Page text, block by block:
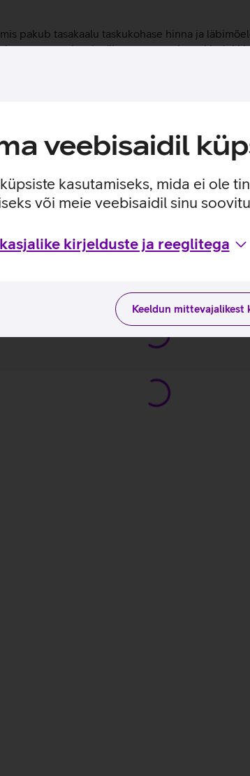
veebisaidil
kasutamiseks, mida ei ole
või meie veebisaidil sinu
kirjelduste ja reeglitega
Keeldun mittevajalikest
pakub tasakaalu taskukohase hinna ja
suur puuteplaat ja täissuuruses pritsmekindel
seadmel lai valik porte ja pesasid,
pakkudes turvalisust ja tõhusust.
sinise valguse kiirgust.
tootja kodulehel